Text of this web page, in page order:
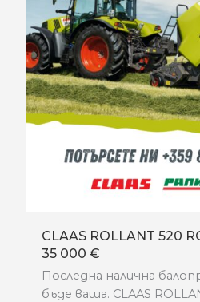
CLAAS ROLLANT 520
35 000 €
Последна налична
бъде ваша. CLAAS